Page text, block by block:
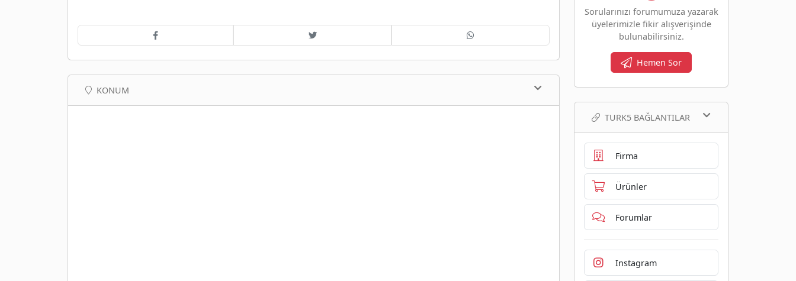
KONUM
Sorularınızı forumumuza yazarak
üyelerimizle fikir alışverişinde
bulunabilirsiniz.
Hemen Sor
TURK5 BAĞLANTILAR
Firma
Ürünler
Forumlar
Instagram